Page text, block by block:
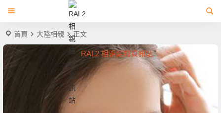
RAL2 相親結婚資訊站
首頁 大陸相親 正文